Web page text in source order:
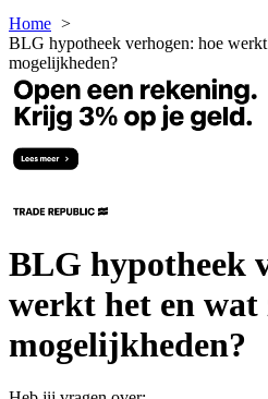
Home
BLG hypotheek verhogen: hoe
mogelijkheden?
BLG hypotheek
werkt het en wat
mogelijkheden?